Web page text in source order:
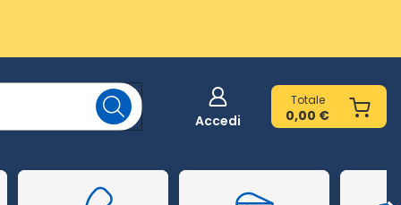
Accedi
Totale
0,00 €